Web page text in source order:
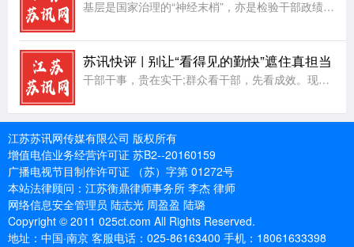
基层是国家治理的“神经末梢”，亦是检验干部政绩观的核心阵地。习近平总书记强调，要把人民群众的小事当作我们的大事。对群众而言，家门口的路灯亮不亮、办事窗口的效率高不高，这些看似细碎的日常，恰是构成治理实
苏讯快评 | 别让“看得见的勤快”遮住真担当
干部干事，贵在实干;群众看干部，先看成效。现实中，少数干部却把“忙”当成了本事，把“留痕”当成了落实。材料报得快、照片拍得全、台账做得细，看上去一刻不停，可一遇到要下沉一线、协调矛盾、推动解决的硬任务
江苏苏讯网传媒有限公司 版权所有
增值电信业务经营许可证 苏B2--20160159
广播电视节目制作许可证 （苏）字第 01272号
本站法律顾问：江苏衡鼎律师事务所 李杰 律师
网络信息安全管理员 陆志光 周盈盈 陆璐
Copyright © 2011 025ct.com All Rights Reserved.
地址：中国·南京 客服电话：025-86163400 手机：18061633398